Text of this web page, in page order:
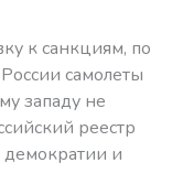
к санкциям, по
самолеты
западу не
реестр
и